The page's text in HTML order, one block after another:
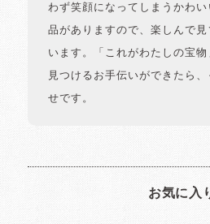
わず笑顔になってしまうかわ
品がありますので、楽しんで
います。「これがわたしの宝
見つけるお手伝いができたら
せです。
お気に入